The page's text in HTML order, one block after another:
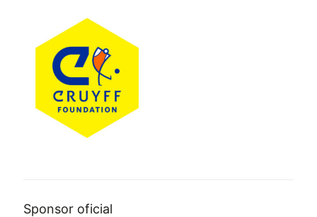
Sponsor oficial